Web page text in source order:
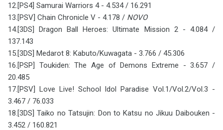
12.[PS4] Samurai Warriors 4 - 4.534 / 16.291
13.[PSV] Chain Chronicle V - 4.178 / NOVO
14.[3DS] Dragon Ball Heroes: Ultimate Mission 2 - 4.084 /
137.143
15.[3DS] Medarot 8: Kabuto/Kuwagata - 3.766 / 45.306
16.[PSP] Toukiden: The Age of Demons Extreme - 3.657 /
20.485
17.[PSV] Love Live! School Idol Paradise Vol.1/Vol.2/Vol.3 -
3.467 / 76.033
18.[3DS] Taiko no Tatsujin: Don to Katsu no Jikuu Daibouken -
3.452 / 160.821